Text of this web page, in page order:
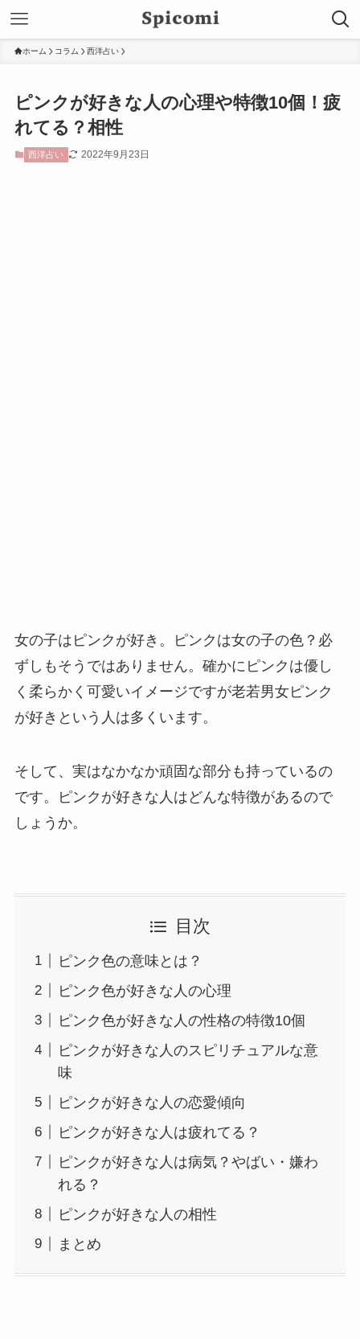
ホーム コラム 西洋占い
ピンクが好きな人の心理や特徴10個！疲
れてる？相性
西洋占い 2022年9月23日
女の子はピンクが好き。ピンクは女の子の色？必
ずしもそうではありません。確かにピンクは優し
く柔らかく可愛いイメージですが老若男女ピンク
が好きという人は多くいます。
そして、実はなかなか頑固な部分も持っているの
です。ピンクが好きな人はどんな特徴があるので
しょうか。
目次
ピンク色の意味とは？
ピンク色が好きな人の心理
ピンク色が好きな人の性格の特徴10個
ピンクが好きな人のスピリチュアルな意
味
ピンクが好きな人の恋愛傾向
ピンクが好きな人は疲れてる？
ピンクが好きな人は病気？やばい・嫌わ
れる？
ピンクが好きな人の相性
まとめ